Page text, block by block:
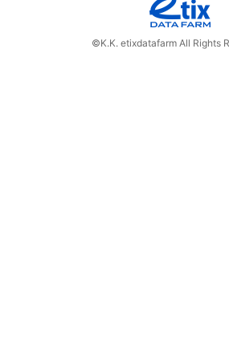
©K.K. etixdatafarm All Rights